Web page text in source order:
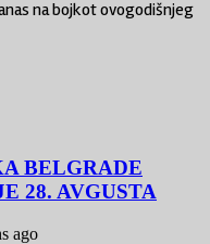
na bojkot ovogodišnjeg
BELGRADE
28. AVGUSTA
ago